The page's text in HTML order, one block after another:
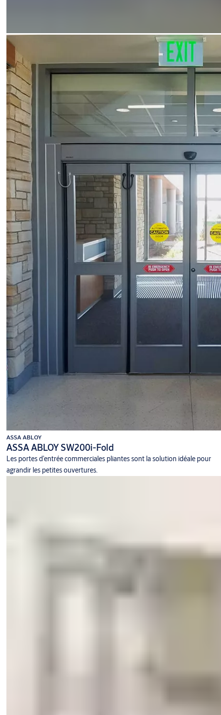
ASSA ABLOY
ASSA ABLOY SW200i-Fold
Les portes d’entrée commerciales pliantes sont la solution idéale pour
agrandir les petites ouvertures.